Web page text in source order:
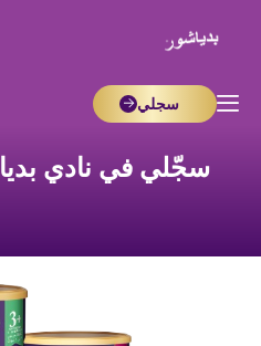
سجلي
في نادي بدياشور